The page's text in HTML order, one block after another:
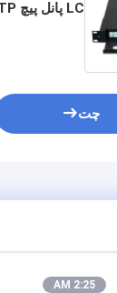
چت
2:25 AM